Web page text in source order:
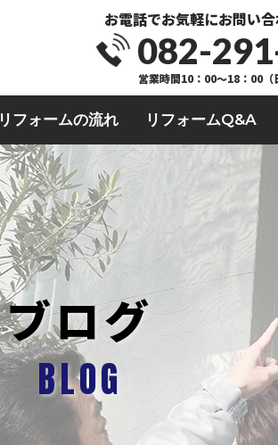
お電話でお気軽にお問い
082-
営業時間10：00～18：00（
リフォームの流れ リフォームQ&A
ブログ
BLOG